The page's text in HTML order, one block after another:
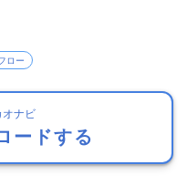
ロー
ナビ
ードする